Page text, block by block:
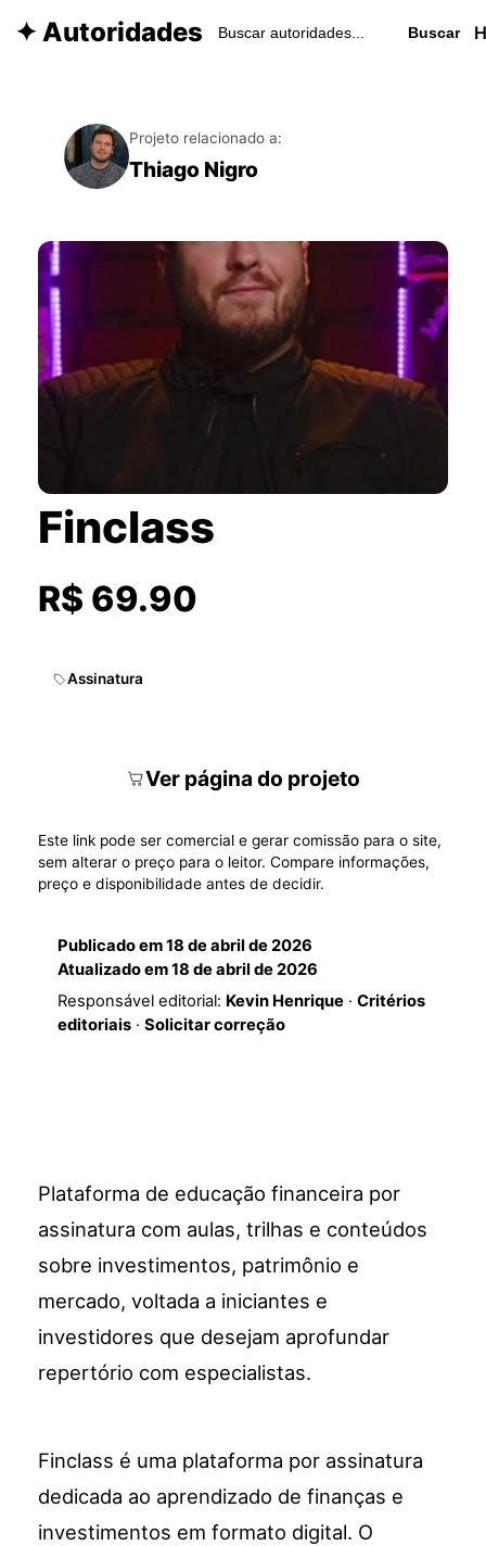
✦ Autoridades Buscar
Projeto relacionado a:
Thiago Nigro
Finclass
R$ 69.90
Assinatura
Ver página do projeto
Este link pode ser comercial e gerar comissão para o site,
sem alterar o preço para o leitor. Compare informações,
preço e disponibilidade antes de decidir.
Publicado em18 de abril de 2026
Atualizado em18 de abril de 2026
Responsável editorial: Kevin Henrique· Critérios
editoriais· Solicitar correção
Plataforma de educação financeira por
assinatura com aulas, trilhas e conteúdos
sobre investimentos, patrimônio e
mercado, voltada a iniciantes e
investidores que desejam aprofundar
repertório com especialistas.
Finclass é uma plataforma por assinatura
dedicada ao aprendizado de finanças e
investimentos em formato digital. O